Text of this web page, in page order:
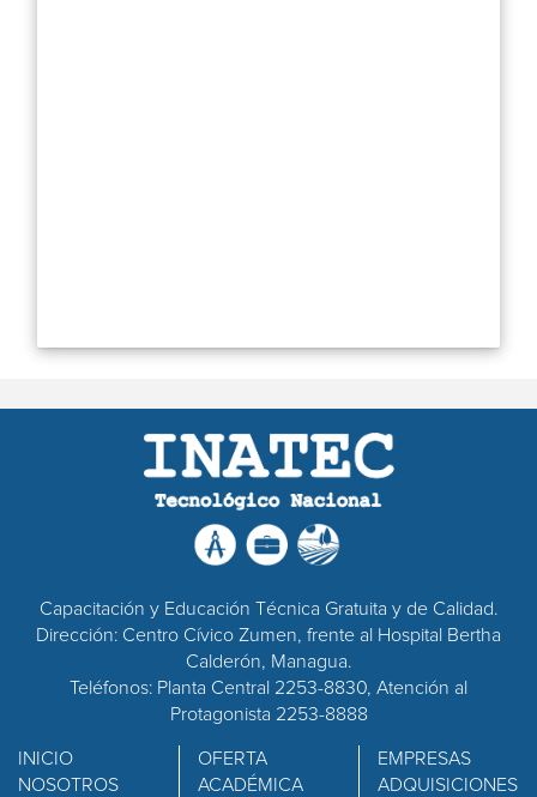
Capacitación y Educación Técnica Gratuita y de Calidad.
Dirección: Centro Cívico Zumen, frente al Hospital Bertha
Calderón, Managua.
Teléfonos: Planta Central 2253-8830, Atención al
Protagonista 2253-8888
INICIO
NOSOTROS
OFERTA
ACADÉMICA
EMPRESAS
ADQUISICIONES